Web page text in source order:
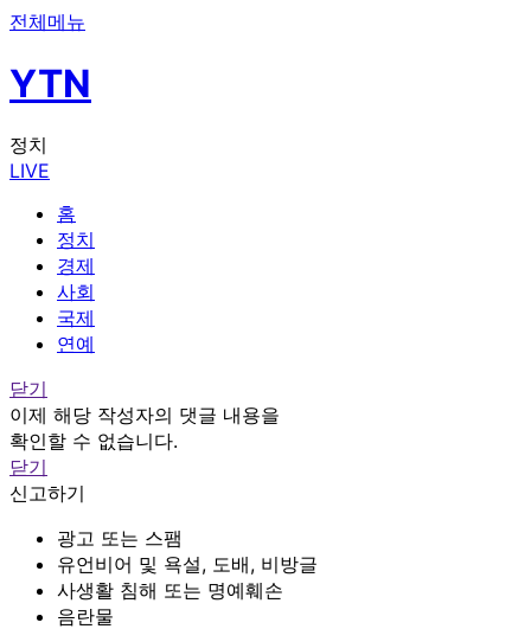
전체메뉴
YTN
정치
LIVE
홈
정치
경제
사회
국제
연예
닫기
이제 해당 작성자의 댓글 내용을
확인할 수 없습니다.
닫기
신고하기
광고 또는 스팸
유언비어 및 욕설, 도배, 비방글
사생활 침해 또는 명예훼손
음란물